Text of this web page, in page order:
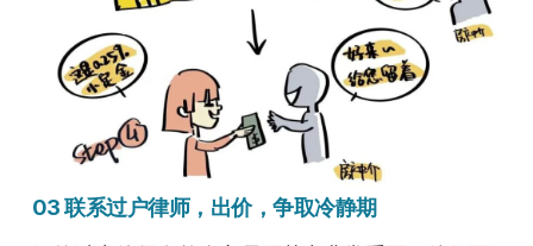
03 联系过户律师，出价，争取冷静期